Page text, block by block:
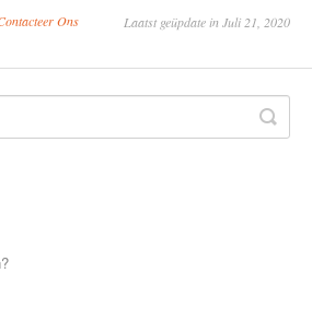
Ons Laatst geüpdate in Juli 21, 2020